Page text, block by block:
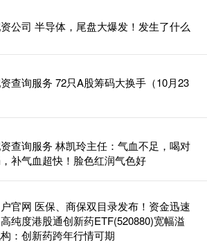
公司 半导体，尾盘大爆发！发生了什么
查询服务 72只A股筹码大换手（10月23
查询服务 林凯玲主任：气血不足，喝对
补气血超快！脸色红润气色好
官网 医保、商保双目录发布！资金迅速
纯度港股通创新药ETF(520880)宽幅溢
：创新药跨年行情可期